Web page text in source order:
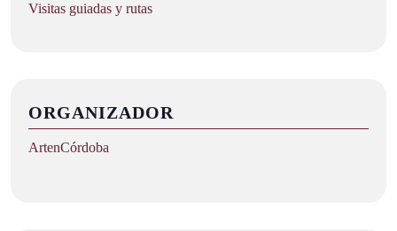
Visitas guiadas y rutas
ORGANIZADOR
ArtenCórdoba